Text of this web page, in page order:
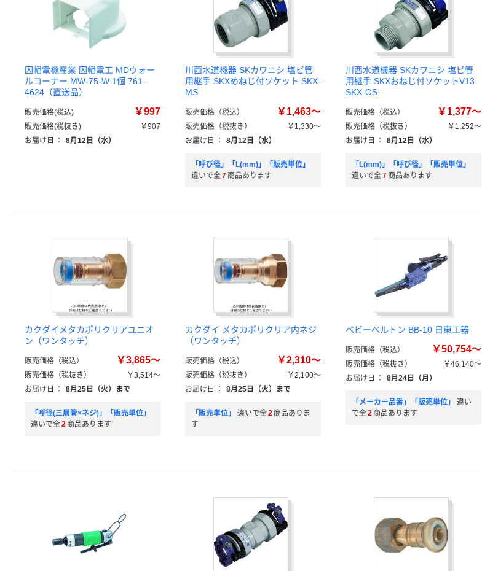
因幡電機産業 因幡電工 MDウォー
ルコーナー MW-75-W 1個 761-
4624（直送品）
販売価格(税込) ￥997
販売価格(税抜き)
￥907
お届け日
： 8月12日（水）
川西水道機器 SKカワニシ 塩ビ管
用継手 SKXめねじ付ソケット SKX-
MS
販売価格（税込） ￥1,463～
販売価格（税抜き）
￥1,330～
お届け日
： 8月12日（水）
「呼び径」「L(mm)」「販売単位」
違いで全7 商品あります
川西水道機器 SKカワニシ 塩ビ管
用継手 SKXおねじ付ソケットV13
SKX-OS
販売価格（税込） ￥1,377～
販売価格（税抜き）
￥1,252～
お届け日
： 8月12日（水）
「L(mm)」「呼び径」「販売単位」
違いで全7 商品あります
カクダイメタカポリクリアユニオ
ン（ワンタッチ）
販売価格（税込） ￥3,865～
販売価格（税抜き）
￥3,514～
お届け日
： 8月25日（火）まで
「呼径(三層管×ネジ)」「販売単位」
違いで全2 商品あります
カクダイ メタカポリクリア内ネジ
（ワンタッチ）
販売価格（税込） ￥2,310～
販売価格（税抜き）
￥2,100～
お届け日
： 8月25日（火）まで
「販売単位」 違いで全2 商品ありま
す
ベビーベルトン BB-10 日東工器
販売価格（税込） ￥50,754～
販売価格（税抜き）
￥46,140～
お届け日
： 8月24日（月）
「メーカー品番」「販売単位」
違い
で全2 商品あります